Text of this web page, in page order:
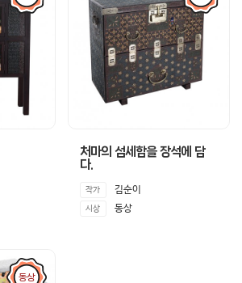
처마의 섬세함을 장석에 담
다.
작가 김순이
시상 동상
동상